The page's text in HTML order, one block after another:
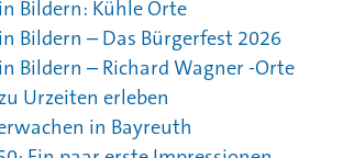
Bildern: Kühle Orte
Bildern – Das Bürgerfest 2026
Bildern – Richard Wagner -Orte
Urzeiten erleben
in Bayreuth